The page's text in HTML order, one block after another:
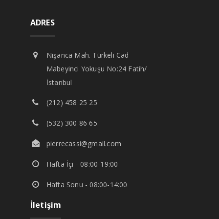
ADRES
Nişanca Mah. Türkeli Cad
Mabeyinci Yokuşu No:24 Fatih/
İstanbul
(212) 458 25 25
(532) 300 86 65
pierrecassi@gmail.com
Hafta İçi - 08:00-19:00
Hafta Sonu - 08:00-14:00
İletişim